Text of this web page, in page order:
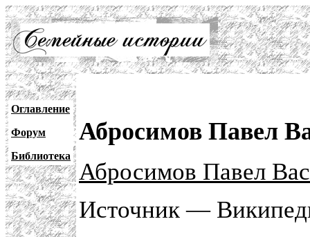
Оглавление
Форум
Библиотека
Абросимов Павел
Абросимов Павел
Источник —